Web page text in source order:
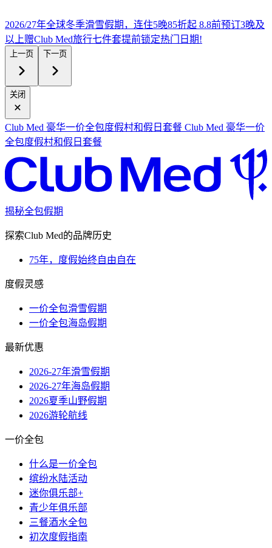
2026/27年全球冬季滑雪假期，连住5晚85折起 8.8前预订3晚及
以上赠Club Med旅行七件套提前锁定热门日期!
上一页 下一页
关闭
Club Med 豪华一价全包度假村和假日套餐 Club Med 豪华一价
全包度假村和假日套餐
揭秘全包假期
探索Club Med的品牌历史
75年，度假始终自由自在
度假灵感
一价全包滑雪假期
一价全包海岛假期
最新优惠
2026-27年滑雪假期
2026-27年海岛假期
2026夏季山野假期
2026游轮航线
一价全包
什么是一价全包
缤纷水陆活动
迷你俱乐部+
青少年俱乐部
三餐酒水全包
初次度假指南